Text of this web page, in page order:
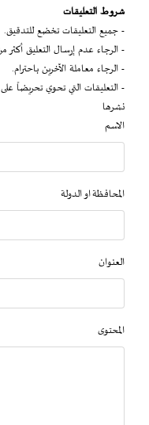
شروط التعليقات
- جميع التعليقات تخضع للتدقيق.
- الرجاء عدم إرسال التعليق أكثر
- الرجاء معاملة الآخرين باحترام.
- التعليقات التي تحوي تحريضاً
نشرها
الاسم
المحافظة او الدولة
العنوان
المحتوى